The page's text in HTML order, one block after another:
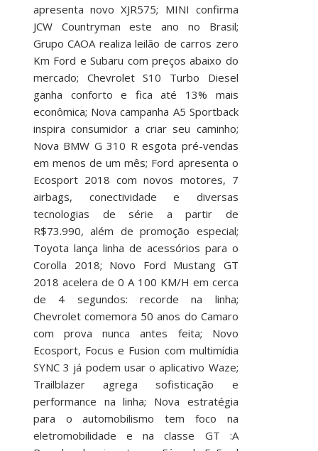
apresenta novo XJR575; MINI confirma
JCW Countryman este ano no Brasil;
Grupo CAOA realiza leilão de carros zero
Km Ford e Subaru com preços abaixo do
mercado; Chevrolet S10 Turbo Diesel
ganha conforto e fica até 13% mais
econômica; Nova campanha A5 Sportback
inspira consumidor a criar seu caminho;
Nova BMW G 310 R esgota pré-vendas
em menos de um mês; Ford apresenta o
Ecosport 2018 com novos motores, 7
airbags, conectividade e diversas
tecnologias de série a partir de
R$73.990, além de promoção especial;
Toyota lança linha de acessórios para o
Corolla 2018; Novo Ford Mustang GT
2018 acelera de 0 A 100 KM/H em cerca
de 4 segundos: recorde na linha;
Chevrolet comemora 50 anos do Camaro
com prova nunca antes feita; Novo
Ecosport, Focus e Fusion com multimídia
SYNC 3 já podem usar o aplicativo Waze;
Trailblazer agrega sofisticação e
performance na linha; Nova estratégia
para o automobilismo tem foco na
eletromobilidade e na classe GT :A